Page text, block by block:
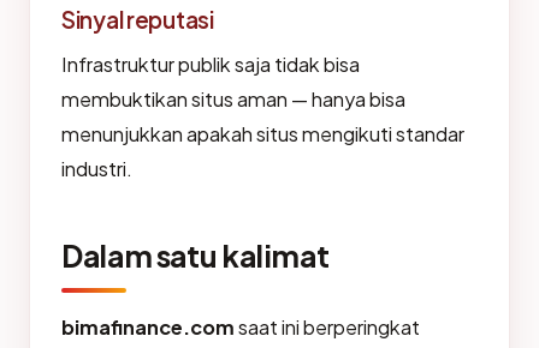
Sinyal reputasi
Infrastruktur publik saja tidak bisa
membuktikan situs aman — hanya bisa
menunjukkan apakah situs mengikuti standar
industri.
Dalam satu kalimat
bimafinance.comsaat ini berperingkat